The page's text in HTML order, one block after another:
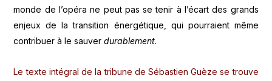
monde de l’opéra ne peut pas se tenir à l’écart des grands
enjeux de la transition énergétique, qui pourraient même
contribuer à le sauverdurablement.
Le texte intégral de la tribune de Sébastien Guèze se trouve